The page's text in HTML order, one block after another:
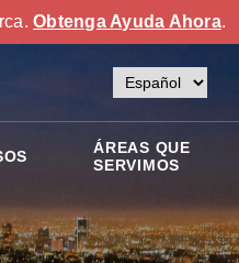
Obtenga Ayuda Ahora.
ÁREAS QUE
SERVIMOS